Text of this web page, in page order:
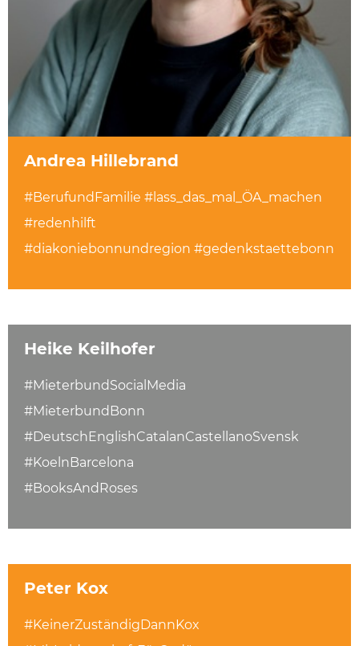
Andrea Hillebrand
#BerufundFamilie #lass_das_mal_ÖA_machen
#redenhilft
#diakoniebonnundregion #gedenkstaettebonn
Heike Keilhofer
#MieterbundSocialMedia
#MieterbundBonn
#DeutschEnglishCatalanCastellanoSvensk
#KoelnBarcelona
#BooksAndRoses
Peter Kox
#KeinerZuständigDannKox